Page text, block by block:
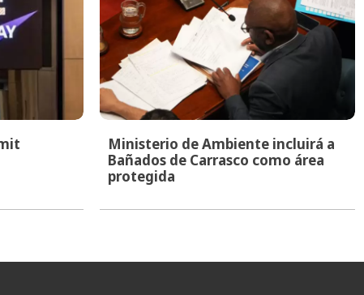
Ministerio de Ambiente incluirá a
Bañados de Carrasco como área
protegida